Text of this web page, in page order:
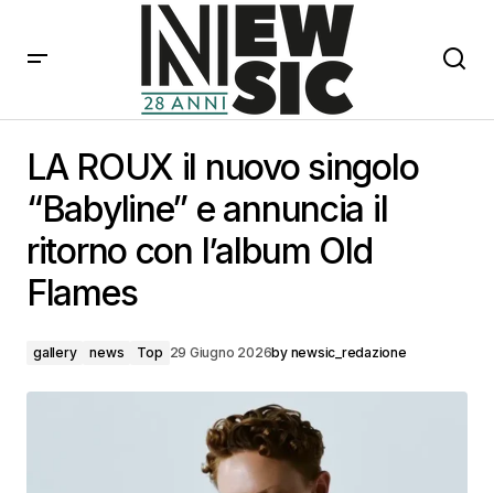
ritorno con l’album Old Flames
LA ROUX il nuovo singolo
“Babyline” e annuncia il
ritorno con l’album Old
Flames
gallery news Top 29 Giugno 2026by newsic_redazione